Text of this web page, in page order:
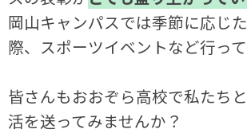
岡山キャンパスでは季節に応じ
際、スポーツイベントなど行って
皆さんもおおぞら高校で私たち
活を送ってみませんか？